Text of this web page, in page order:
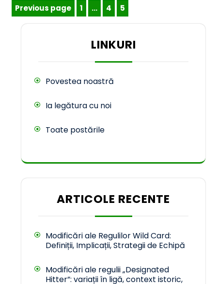
Posts
pagination
Previous page Page
1 … Page
4 5
LINKURI
Povestea noastră
Ia legătura cu noi
Toate postările
ARTICOLE RECENTE
Modificări ale Regulilor Wild Card:
Definiții, Implicații, Strategii de Echipă
Modificări ale regulii „Designated
Hitter”: variații în ligă, context istoric,